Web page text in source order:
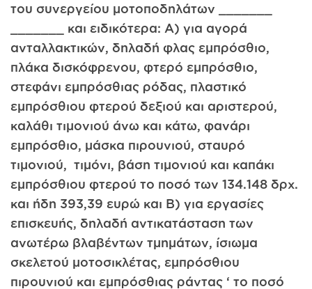
του συνεργείου μοτοποδηλάτων _______
_______ και ειδικότερα: Α) για αγορά
ανταλλακτικών, δηλαδή φλας εμπρόσθιο,
πλάκα δισκόφρενου, φτερό εμπρόσθιο,
στεφάνι εμπρόσθιας ρόδας, πλαστικό
εμπρόσθιου φτερού δεξιού και αριστερού,
καλάθι τιμονιού άνω και κάτω, φανάρι
εμπρόσθιο, μάσκα πιρουνιού, σταυρό
τιμονιού, τιμόνι, βάση τιμονιού και καπάκι
εμπρόσθιου φτερού το ποσό των 134.148 δρχ.
και ήδη 393,39 ευρώ και Β) για εργασίες
επισκευής, δηλαδή αντικατάσταση των
ανωτέρω βλαβέντων τμημάτων, ίσιωμα
σκελετού μοτοσικλέτας, εμπρόσθιου
πιρουνιού και εμπρόσθιας ράντας ‘ το ποσό